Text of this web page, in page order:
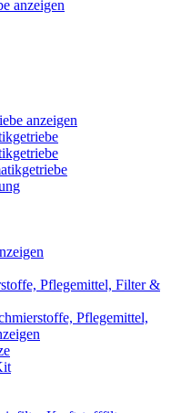
anzeigen
anzeigen
Pflegemittel, Filter &
Pflegemittel,